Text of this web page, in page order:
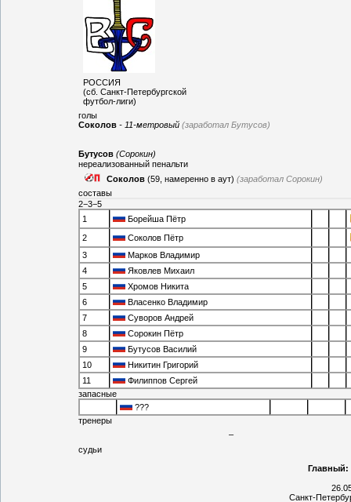
РОССИЯ
(сб. Санкт-Петербургской
футбол-лиги)
голы
Соколов - 11-метровый (заработал Бутусов)
Бутусов (Сорокин)
нереализованный пенальти
Соколов (59, намеренно в аут) (заработал Сорокин)
составы
2−3−5
1
Борейша Пётр
2
Соколов Пётр
3
Марков Владимир
4
Яковлев Михаил
5
Хромов Никита
6
Власенко Владимир
7
Суворов Андрей
8
Сорокин Пётр
9
Бутусов Василий
10
Никитин Григорий
11
Филиппов Сергей
запасные
???
тренеры
–
судьи
Главный:
Санкт-